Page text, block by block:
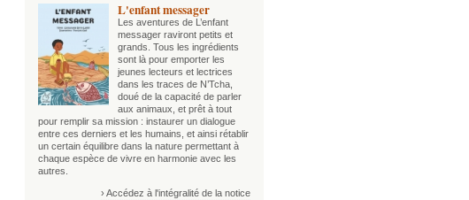
L'enfant messager
Les aventures de L’enfant
messager raviront petits et
grands. Tous les ingrédients
sont là pour emporter les
jeunes lecteurs et lectrices
dans les traces de N’Tcha,
doué de la capacité de parler
aux animaux, et prêt à tout
pour remplir sa mission : instaurer un dialogue
entre ces derniers et les humains, et ainsi rétablir
un certain équilibre dans la nature permettant à
chaque espèce de vivre en harmonie avec les
autres.
› Accédez à l'intégralité de la notice